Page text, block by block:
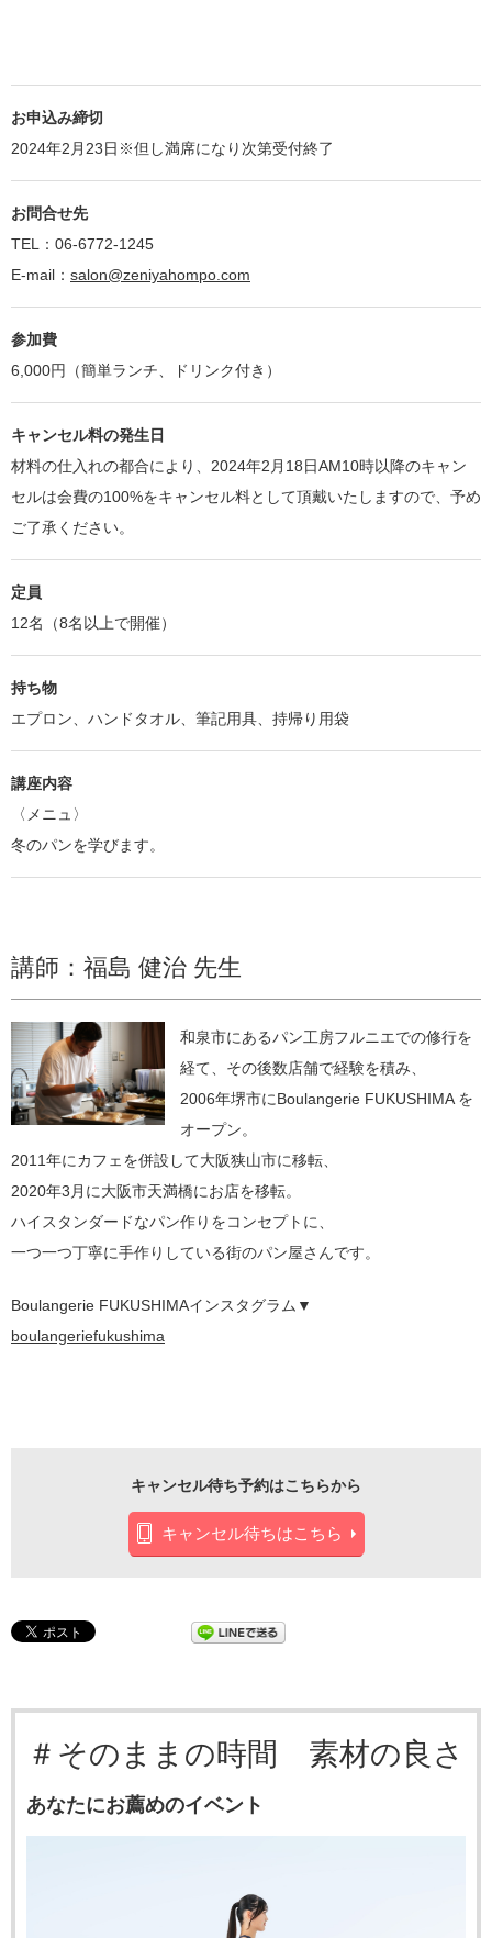
お申込み締切
2024年2月23日※但し満席になり次第受付終了
お問合せ先
TEL：06-6772-1245
E-mail： salon@zeniyahompo.com
参加費
6,000円（簡単ランチ、ドリンク付き）
キャンセル料の発生日
材料の仕入れの都合により、2024年2月18日AM10時以降のキャン
セルは会費の100%をキャンセル料として頂戴いたしますので、予め
ご了承ください。
定員
12名（8名以上で開催）
持ち物
エプロン、ハンドタオル、筆記用具、持帰り用袋
講座内容
〈メニュ〉
冬のパンを学びます。
講師：福島 健治 先生
和泉市にあるパン工房フルニエでの修行を
経て、その後数店舗で経験を積み、
2006年堺市にBoulangerie FUKUSHIMA を
オープン。
2011年にカフェを併設して大阪狭山市に移転、
2020年3月に大阪市天満橋にお店を移転。
ハイスタンダードなパン作りをコンセプトに、
一つ一つ丁寧に手作りしている街のパン屋さんです。
Boulangerie FUKUSHIMAインスタグラム▼
boulangeriefukushima
キャンセル待ち予約はこちらから
キャンセル待ちはこちら
＃そのままの時間 素材の良さ
あなたにお薦めのイベント